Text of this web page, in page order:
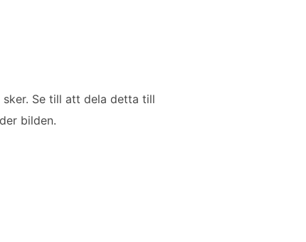
Se till att dela detta till
bilden.